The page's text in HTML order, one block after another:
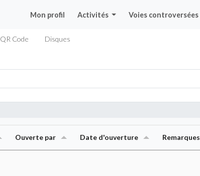
Mon profil Activités Voies controversées
QR Code Disques
Ouverte par Date d'ouverture Remarques